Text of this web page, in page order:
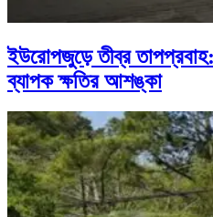
ইউরোপজুড়ে তীব্র
ব্যাপক ক্ষতির আশঙ্কা